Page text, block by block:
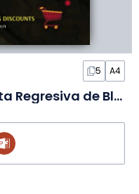
5 A4
Póster Moderno de Cuenta Regresiva de Black Friday en Póster